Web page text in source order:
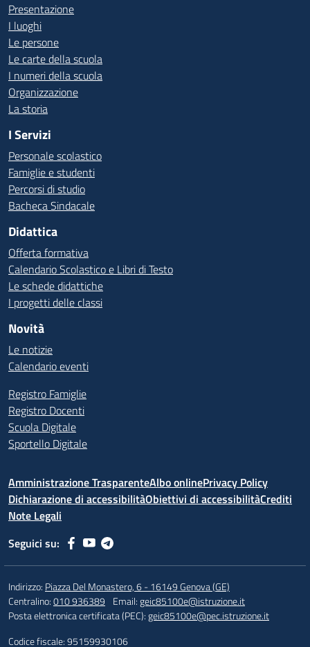
Presentazione
I luoghi
Le persone
Le carte della scuola
I numeri della scuola
Organizzazione
La storia
I Servizi
Personale scolastico
Famiglie e studenti
Percorsi di studio
Bacheca Sindacale
Didattica
Offerta formativa
Calendario Scolastico e Libri di Testo
Le schede didattiche
I progetti delle classi
Novità
Le notizie
Calendario eventi
Registro Famiglie
Registro Docenti
Scuola Digitale
Sportello Digitale
Amministrazione TrasparenteAlbo onlinePrivacy Policy
Dichiarazione di accessibilitàObiettivi di accessibilitàCrediti
Note Legali
Seguici su:
Indirizzo: Piazza Del Monastero, 6 - 16149 Genova (GE)
Centralino:010 936389 Email:geic85100e@istruzione.it
Posta elettronica certificata (PEC):geic85100e@pec.istruzione.it
Codice fiscale: 95159930106